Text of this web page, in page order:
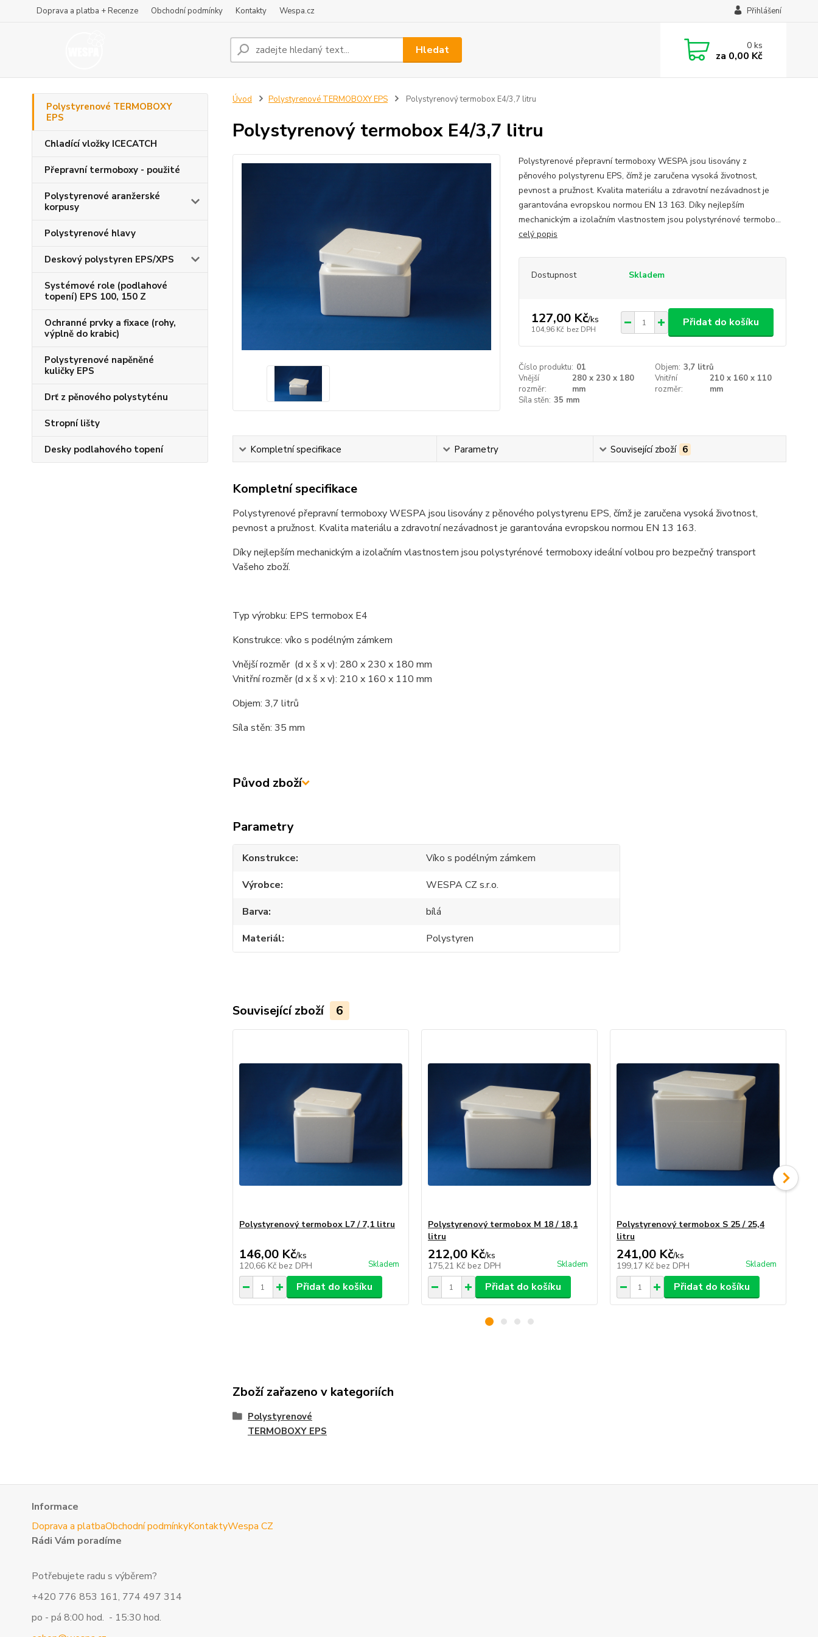
Doprava a platba + Recenze Obchodní podmínky Kontakty Wespa.cz Přihlášení
Hledat 0ks
za 0,00 Kč
Polystyrenové TERMOBOXY
EPS
Chladící vložky ICECATCH
Přepravní termoboxy - použité
Polystyrenové aranžerské
korpusy
Polystyrenové hlavy
Deskový polystyren EPS/XPS
Systémové role (podlahové
topení) EPS 100, 150 Z
Ochranné prvky a fixace (rohy,
výplně do krabic)
Polystyrenové napěněné
kuličky EPS
Drť z pěnového polystyténu
Stropní lišty
Desky podlahového topení
Úvod Polystyrenové TERMOBOXY EPS Polystyrenový termobox E4/3,7 litru
Polystyrenový termobox E4/3,7 litru
Polystyrenové přepravní termoboxy WESPA jsou lisovány z
pěnového polystyrenu EPS, čímž je zaručena vysoká životnost,
pevnost a pružnost. Kvalita materiálu a zdravotní nezávadnost je
garantována evropskou normou EN 13 163. Díky nejlepším
mechanickým a izolačním vlastnostem jsou polystyrénové termobo...
celý popis
Dostupnost Skladem
127,00 Kč/ks
104,96 Kč bez DPH
Přidat do košíku
Číslo produktu: 01 Objem: 3,7 litrů
Vnější
rozměr:
280 x 230 x 180
mm
Vnitřní
rozměr:
210 x 160 x 110
mm
Síla stěn: 35 mm
Kompletní specifikace Parametry Související zboží 6
Kompletní specifikace
Polystyrenové přepravní termoboxy WESPA jsou lisovány z pěnového polystyrenu EPS, čímž je zaručena vysoká životnost,
pevnost a pružnost. Kvalita materiálu a zdravotní nezávadnost je garantována evropskou normou EN 13 163.
Díky nejlepším mechanickým a izolačním vlastnostem jsou polystyrénové termoboxy ideální volbou pro bezpečný transport
Vašeho zboží.
Typ výrobku: EPS termobox E4
Konstrukce: víko s podélným zámkem
Vnější rozměr (d x š x v): 280 x 230 x 180 mm
Vnitřní rozměr (d x š x v): 210 x 160 x 110 mm
Objem: 3,7 litrů
Síla stěn: 35 mm
Původ zboží
Parametry
Konstrukce
Víko s podélným zámkem
Výrobce
WESPA CZ s.r.o.
Barva
bílá
Materiál
Polystyren
Související zboží 6
Polystyrenový termobox L7 / 7,1 litru
146,00 Kč/ks
120,66 Kč bez DPH Skladem
Přidat do košíku
Polystyrenový termobox M 18 / 18,1
litru
212,00 Kč/ks
175,21 Kč bez DPH Skladem
Přidat do košíku
Polystyrenový termobox S 25 / 25,4
litru
241,00 Kč/ks
199,17 Kč bez DPH Skladem
Přidat do košíku
Zboží zařazeno v kategoriích
Polystyrenové
TERMOBOXY EPS
Informace
Doprava a platbaObchodní podmínkyKontaktyWespa CZ
Rádi Vám poradíme
Potřebujete radu s výběrem?
+420 776 853 161, 774 497 314
po - pá 8:00 hod. - 15:30 hod.